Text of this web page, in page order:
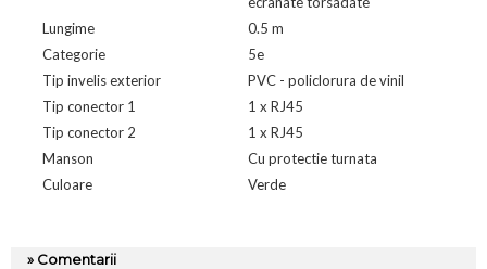
Lungime
0.5 m
Categorie
5e
Tip invelis exterior
PVC - policlorura de vinil
Tip conector 1
1 x RJ45
Tip conector 2
1 x RJ45
Manson
Cu protectie turnata
Culoare
Verde
» Comentarii